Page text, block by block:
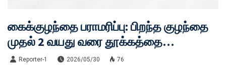
கைக்குழந்தை பராமரிப்பு: பிறந்த குழந்தை
முதல் 2 வயது வரை தூக்கத்தை
சீரமைக்கும் ரகசியங்கள்!
Reporter-1 2026/05/30 76